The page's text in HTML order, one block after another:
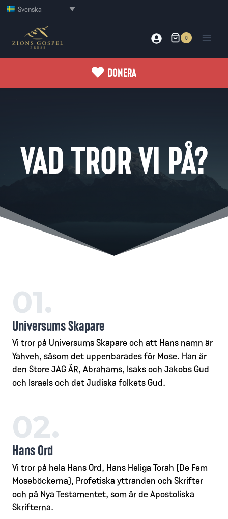
Skip
content
Svenska
0
DONERA
VAD TROR VI PÅ?
01.
Universums Skapare
Vi tror på Universums Skapare och att Hans namn är
Yahveh, såsom det uppenbarades för Mose. Han är
den Store JAG ÄR, Abrahams, Isaks och Jakobs Gud
och Israels och det Judiska folkets Gud.
02.
Hans Ord
Vi tror på hela Hans Ord, Hans Heliga Torah (De Fem
Moseböckerna), Profetiska yttranden och Skrifter
och på Nya Testamentet, som är de Apostoliska
Skrifterna.